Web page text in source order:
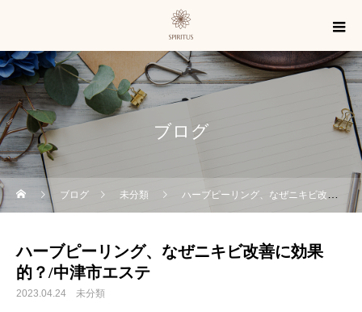
ブログ
ブログ 未分類 ハーブピーリング、なぜニキビ改善に効果的？/中津市エステ
ハーブピーリング、なぜニキビ改善に効果
的？/中津市エステ
2023.04.24 未分類